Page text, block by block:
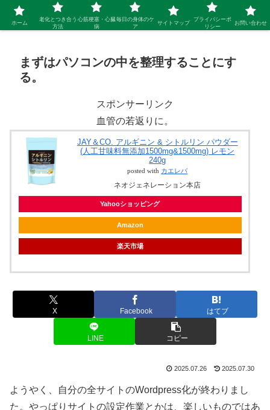
シニア 新しい人生を開拓するブログ
まずはパソコンの中を整理することにす
る。
スポンサーリンク
血管の若返りに。
JAY＆CO. アルギニン & シトルリン パウダー
(人工甘味料無添加1500mg&1500mg) レモン
240g
posted with カエレバ
ネオジェネレーション本店
Yahooショッピング
Amazon
楽天市場
X Facebook はてブ
LINE コピー
2025.07.26 2025.07.30
ようやく、自分の全サイトのWordpress化が終わりまし
た。やっぱりサイトの設定作業とかは、楽しいものではあ
ホーム
老化とつき合う
方法
心筋梗塞・心臓
病
毎日の身体のケ
ア
サイトマップ
プライバシーポ
リシー
お問い合わせ